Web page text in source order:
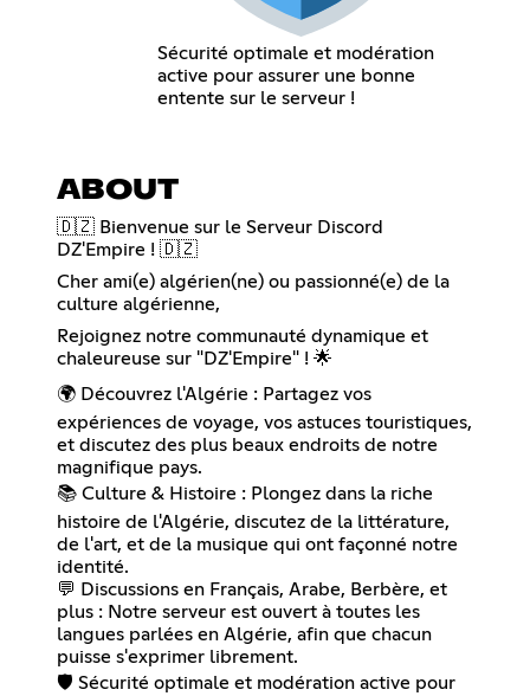
Sécurité optimale et modération
active pour assurer une bonne
entente sur le serveur !
ABOUT
🇩🇿 Bienvenue sur le Serveur Discord
DZ'Empire ! 🇩🇿
Cher ami(e) algérien(ne) ou passionné(e) de la
culture algérienne,
Rejoignez notre communauté dynamique et
chaleureuse sur "DZ'Empire" ! 🌟
🌍 Découvrez l'Algérie : Partagez vos
expériences de voyage, vos astuces touristiques,
et discutez des plus beaux endroits de notre
magnifique pays.
📚 Culture & Histoire : Plongez dans la riche
histoire de l'Algérie, discutez de la littérature,
de l'art, et de la musique qui ont façonné notre
identité.
💬 Discussions en Français, Arabe, Berbère, et
plus : Notre serveur est ouvert à toutes les
langues parlées en Algérie, afin que chacun
puisse s'exprimer librement.
🛡️ Sécurité optimale et modération active pour